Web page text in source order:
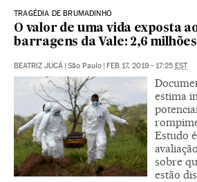
TRAGÉDIA DE BRUMADINHO
O valor de uma vida exposta
barragens da Vale: 2,6
BEATRIZ JUCÁ | São Paulo | FEB 17, 2019 - 17:25 EST
estima
Estudo
sobre
estão